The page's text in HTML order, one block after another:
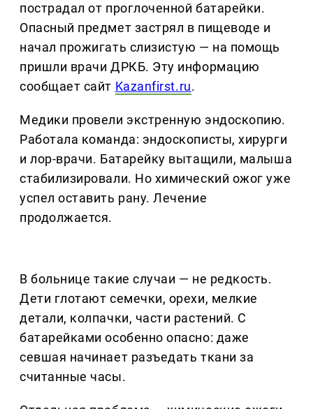
пострадал от проглоченной батарейки.
Опасный предмет застрял в пищеводе и
начал прожигать слизистую — на помощь
пришли врачи ДРКБ. Эту информацию
сообщает сайт Kazanfirst.ru.
Медики провели экстренную эндоскопию.
Работала команда: эндоскописты, хирурги
и лор-врачи. Батарейку вытащили, малыша
стабилизировали. Но химический ожог уже
успел оставить рану. Лечение
продолжается.
В больнице такие случаи — не редкость.
Дети глотают семечки, орехи, мелкие
детали, колпачки, части растений. С
батарейками особенно опасно: даже
севшая начинает разъедать ткани за
считанные часы.